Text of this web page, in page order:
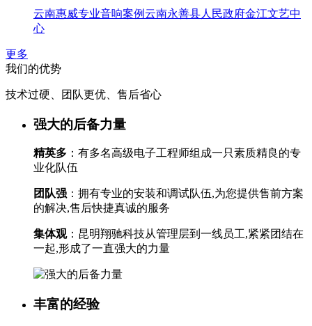
云南惠威专业音响案例云南永善县人民政府金江文艺中
心
更多
我们的优势
技术过硬、团队更优、售后省心
强大的后备力量
精英多 ：有多名高级电子工程师组成一只素质精良的专
业化队伍
团队强 ：拥有专业的安装和调试队伍,为您提供售前方案
的解决,售后快捷真诚的服务
集体观：昆明翔驰科技从管理层到一线员工,紧紧团结在
一起,形成了一直强大的力量
丰富的经验